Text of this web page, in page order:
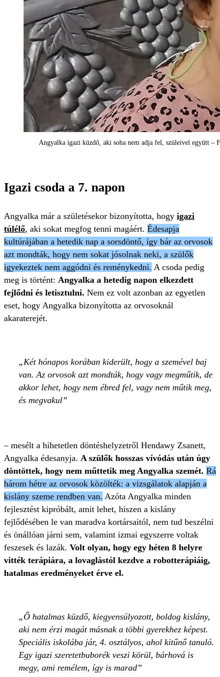
Angyalka igazi küzdő, aki soha nem adja fel, szüleivel együtt –
Igazi csoda a 7. napon
Angyalka már a születésekor bizonyította, hogy igazi
túlélő, aki sokat megfog tenni magáért. Édesapja
kultúrájában a hetedik nap a sorsdöntő, így bár az orvosok
azt mondták, hogy nem sokat jósolnak neki, a szülők
igyekeztek nem aggódni és reménykedni. A csoda pedig
meg is történt: Angyalka a hetedig napon elkezdett
fejlődni és letisztulni. Nem ez volt azonban az egyetlen
eset, hogy Angyalka bizonyította az orvosoknál
akaraterejét.
Két hónapos korában kiderült, hogy a szemével baj
van. Az orvosok azt mondták, hogy vagy megműtik, de
akkor lehet, hogy nem ébred fel, vagy nem műtik meg,
és megvakul
– mesélt a hihetetlen döntéshelyzetről Hendawy Zsanett,
Angyalka édesanyja. A szülők hosszas vívódás után úgy
döntöttek, hogy nem műttetik meg Angyalka szemét. Rá
három hétre az orvosok közölték: a vizsgálatok alapján a
kislány szeme rendben van. Azóta Angyalka minden
fejlesztést kipróbált, amit lehet, hiszen a kislány
fejlődésében le van maradva kortársaitól, nem tud beszélni
és önállóan járni sem, valamint izmai egyszerre voltak
feszesek és lazák. Volt olyan, hogy egy héten 8 helyre
vitték terápiára, a lovaglástól kezdve a robotterápiáig,
hatalmas eredményeket érve el.
Ő hatalmas küzdő, kiegyensúlyozott, boldog kislány,
aki nem érzi magát másnak a többi gyerekhez képest.
Speciális iskolába jár, 4. osztályos, ahol kitűnő tanuló.
Egy igazi szeretetbuborék veszi körül, bárhová is
megy, ami remélem, így is marad